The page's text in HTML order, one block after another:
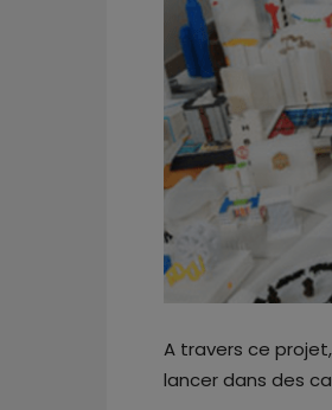
A travers ce
lancer dans des